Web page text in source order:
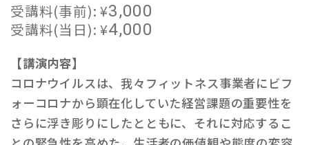
受講料(事前):¥3,000
受講料(当日):¥4,000
【講演内容】
コロナウイルスは、我々フィットネス事業者にビフ
ォーコロナから顕在化していた経営課題の重要性を
さらに浮き彫りにしたとともに、それに対応するこ